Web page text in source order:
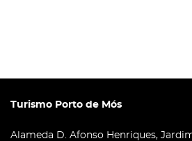
Turismo Porto de Mós
Alameda D. Afonso Henriques,